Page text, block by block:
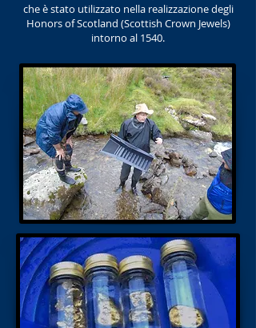
che è stato utilizzato nella realizzazione degli
Honors of Scotland (Scottish Crown Jewels)
intorno al 1540.